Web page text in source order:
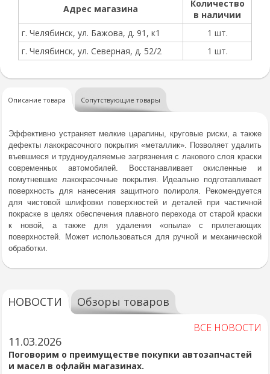
Адрес магазина
Количество
в наличии
г. Челябинск, ул. Бажова, д. 91, к1
1 шт.
г. Челябинск, ул. Северная, д. 52/2
1 шт.
Описание товара Сопутствующие товары
Эффективно устраняет мелкие царапины, круговые риски, а также
дефекты лакокрасочного покрытия «металлик». Позволяет удалить
въевшиеся и трудноудаляемые загрязнения с лакового слоя краски
современных автомобилей. Восстанавливает окисленные и
помутневшие лакокрасочные покрытия. Идеально подготавливает
поверхность для нанесения защитного полироля. Рекомендуется
для чистовой шлифовки поверхностей и деталей при частичной
покраске в целях обеспечения плавного перехода от старой краски
к новой, а также для удаления «опыла» с прилегающих
поверхностей. Может использоваться для ручной и механической
обработки.
НОВОСТИ Обзоры товаров
ВСЕ НОВОСТИ
11.03.2026
Поговорим о преимуществе покупки автозапчастей
и масел в офлайн магазинах.